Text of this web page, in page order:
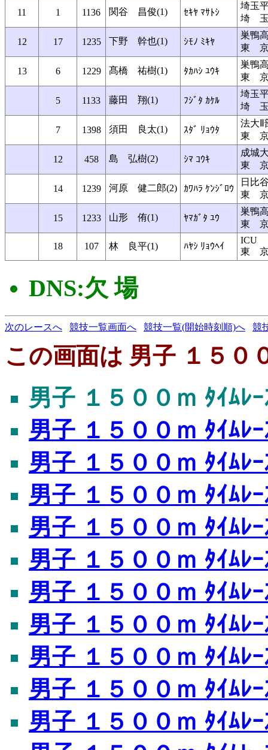
11 1 1136 関谷 昌俊(1) ｾｷﾔ ﾏｻﾄｼ
埼玉
埼
12 17 1235 下野 幹也(1) ｼﾓﾉ ﾐｷﾔ
巣鴨
東
13 6 1229 髙橋 祐樹(1) ﾀｶﾊｼ ﾕｳｷ
巣鴨
東
5 1133 藤田 翔(1) ﾌｼﾞﾀ ｶｹﾙ
埼玉
埼
7 1398 須田 良太(1) ｽﾀﾞ ﾘｮｳﾀ
法大Ⅱ
東
12 458 島 弘樹(2) ｼﾏ ｺｳｷ
成城
東
14 1239 河原 健二郎(2) ｶﾜﾊﾗ ｹﾝｼﾞﾛｳ
日比
東
15 1233 山形 侑(1) ﾔﾏｶﾞﾀ ﾕｳ
巣鴨
東
18 107 林 良平(1) ﾊﾔｼ ﾘｮｳﾍｲ
ICU
東
DNS:欠 場
次のレースへ 競技一覧画面へ 競技一覧(開始時刻順)へ 競
この画面は 男子 １５０
男子 １５００ｍ ﾀｲﾑﾚ
男子 １５００ｍ ﾀｲﾑﾚ
男子 １５００ｍ ﾀｲﾑﾚ
男子 １５００ｍ ﾀｲﾑﾚ
男子 １５００ｍ ﾀｲﾑﾚ
男子 １５００ｍ ﾀｲﾑﾚ
男子 １５００ｍ ﾀｲﾑﾚ
男子 １５００ｍ ﾀｲﾑﾚ
男子 １５００ｍ ﾀｲﾑﾚ
男子 １５００ｍ ﾀｲﾑﾚ
男子 １５００ｍ ﾀｲﾑﾚ